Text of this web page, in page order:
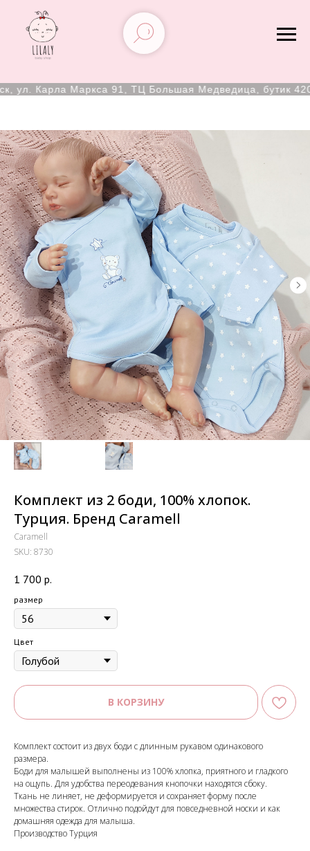
ул. Карла Маркса 91, ТЦ Большая Медведица, бутик
Комплект из 2 боди, 100% хлопок.
Турция. Бренд Caramell
Caramell
SKU: 8730
1 700 р.
размер
Цвет
В КОРЗИНУ
Комплект состоит из двух боди с длинным рукавом одинакового
размера.
Боди для малышей выполнены из 100% хлопка, приятного и гладкого
на ощупь. Для удобства переодевания кнопочки находятся сбоку.
Ткань не линяет, не деформируется и сохраняет форму после
множества стирок. Отлично подойдут для повседневной носки и как
домашняя одежда для малыша.
Производство Турция